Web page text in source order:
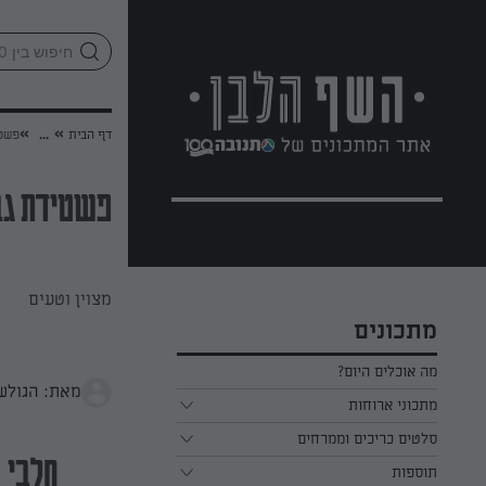
מתכונים
מה אוכלים היום?
מתכוני ארוחות
ארוחת בוקר
ארוחת צהריים
סלטים כריכים וממרחים
כל הסלטים כריכים וממרחים
תוספות
דף הבית »
...
»
פשטידת
מצוין וטעים
מאת: